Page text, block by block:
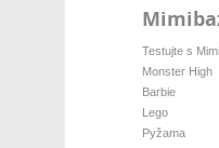
Testujte s
Monster High
Barbie
Lego
Pyžama